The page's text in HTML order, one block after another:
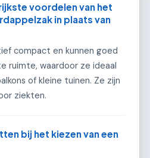
voordelen van het
in plaats van
compact en kunnen goed
ruimte, waardoor ze ideaal
of kleine tuinen. Ze zijn
ziekten.
bij het kiezen van een